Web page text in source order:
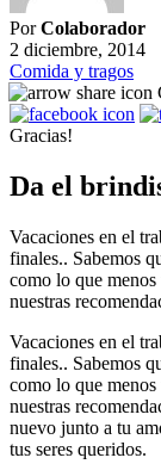
PorColaborador
2 diciembre, 2014
Comida y tragos
Gracias!
Da el
Vacaciones en el
finales.. Sabemos
como lo que
nuestras
Vacaciones en el
finales.. Sabemos
como lo que
nuestras
nuevo junto a tu
tus seres queridos.